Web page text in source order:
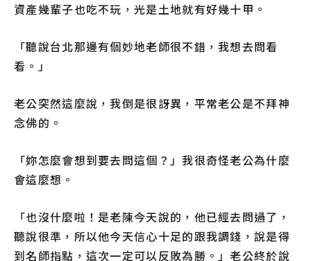
資產幾輩子也吃不玩，光是土地就有好幾十甲。
「聽說台北那邊有個妙地老師很不錯，我想去問看
看。」
老公突然這麼說，我倒是很訝異，平常老公是不拜神
念佛的。
「妳怎麼會想到要去問這個？」我很奇怪老公為什麼
會這麼想。
「也沒什麼啦！是老陳今天說的，他已經去問過了，
聽說很準，所以他今天信心十足的跟我調錢，說是得
到名師指點，這次一定可以反敗為勝。」老公終於說